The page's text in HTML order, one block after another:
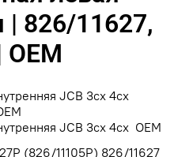
| 826/11627,
JCB 3cx 4cx
JCB 3cx 4cx OEM
(826/11105P) 826/11627